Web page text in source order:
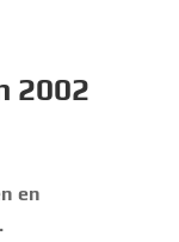
2002
en